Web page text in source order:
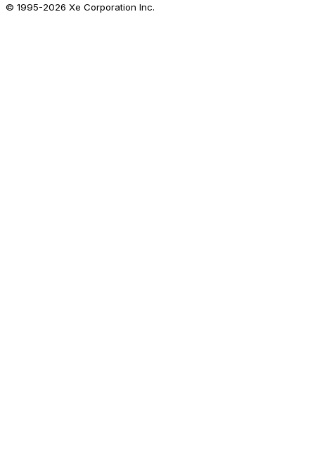
© 1995-2026 Xe Corporation Inc.